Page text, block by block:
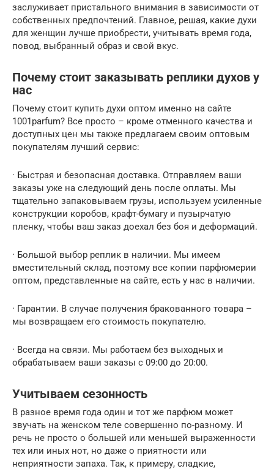
заслуживает пристального внимания в зависимости от
собственных предпочтений. Главное, решая, какие духи
для женщин лучше приобрести, учитывать время года,
повод, выбранный образ и свой вкус.
Почему стоит заказывать реплики духов у
нас
Почему стоит купить духи оптом именно на сайте
1001parfum? Все просто – кроме отменного качества и
доступных цен мы также предлагаем своим оптовым
покупателям лучший сервис:
· Быстрая и безопасная доставка. Отправляем ваши
заказы уже на следующий день после оплаты. Мы
тщательно запаковываем грузы, используем усиленные
конструкции коробов, крафт-бумагу и пузырчатую
пленку, чтобы ваш заказ доехал без боя и деформаций.
· Большой выбор реплик в наличии. Мы имеем
вместительный склад, поэтому все копии парфюмерии
оптом, представленные на сайте, есть у нас в наличии.
· Гарантии. В случае получения бракованного товара –
мы возвращаем его стоимость покупателю.
· Всегда на связи. Мы работаем без выходных и
обрабатываем ваши заказы с 09:00 до 20:00.
Учитываем сезонность
В разное время года один и тот же парфюм может
звучать на женском теле совершенно по-разному. И
речь не просто о большей или меньшей выраженности
тех или иных нот, но даже о приятности или
неприятности запаха. Так, к примеру, сладкие,